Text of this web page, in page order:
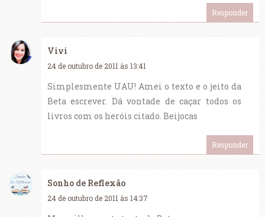
Responder
Vivi
24 de outubro de 2011 às 13:41
Simplesmente UAU! Amei o texto e o jeito da
Beta escrever. Dá vontade de caçar todos os
livros com os heróis citado. Beijocas
Responder
Sonho de Reflexão
24 de outubro de 2011 às 14:37